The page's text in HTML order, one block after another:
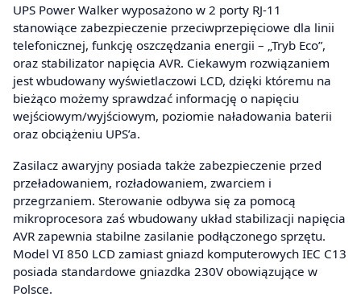
UPS Power Walker wyposażono w 2 porty RJ-11
stanowiące zabezpieczenie przeciwprzepięciowe dla linii
telefonicznej, funkcję oszczędzania energii – „Tryb Eco”,
oraz stabilizator napięcia AVR. Ciekawym rozwiązaniem
jest wbudowany wyświetlaczowi LCD, dzięki któremu na
bieżąco możemy sprawdzać informację o napięciu
wejściowym/wyjściowym, poziomie naładowania baterii
oraz obciążeniu UPS’a.
Zasilacz awaryjny posiada także zabezpieczenie przed
przeładowaniem, rozładowaniem, zwarciem i
przegrzaniem. Sterowanie odbywa się za pomocą
mikroprocesora zaś wbudowany układ stabilizacji napięcia
AVR zapewnia stabilne zasilanie podłączonego sprzętu.
Model VI 850 LCD zamiast gniazd komputerowych IEC C13
posiada standardowe gniazdka 230V obowiązujące w
Polsce.